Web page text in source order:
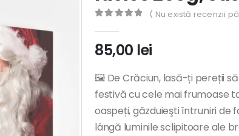
( Nu există recenzii
85,00 lei
🖼️ De Crăciun, lasă-ți pereții
festivă cu cele mai frumoase
oaspeți, găzduieşti întruniri de
lângă luminile sclipitoare ale